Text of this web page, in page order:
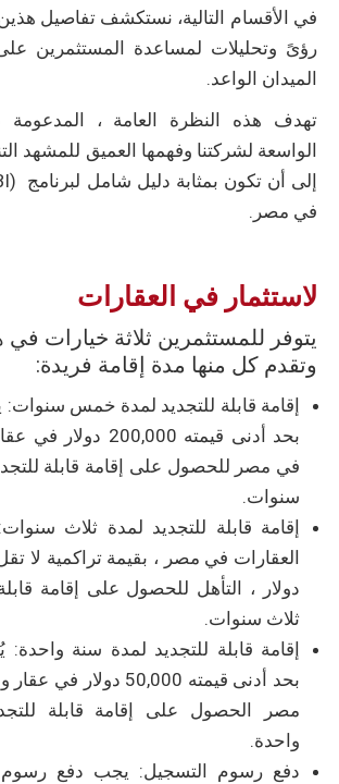
في الأقسام التالية، نستكشف تفاصيل
رؤىً وتحليلات لمساعدة المستثمرين
الميدان الواعد.
تهدف هذه النظرة العامة ، المدعومة
الواسعة لشركتنا وفهمها العميق للمشهد
في مصر.
لاستثمار في العقارات
يتوفر للمستثمرين ثلاثة خيارات في
وتقدم كل منها مدة إقامة فريدة:
إقامة قابلة للتجديد لمدة خمس سنوات:
بحد أدنى قيمته 200,000
في مصر للحصول على إقامة قابلة
سنوات.
إقامة قابلة للتجديد لمدة ثلاث
دولار ، التأهل للحصول على إقامة
ثلاث سنوات.
إقامة قابلة للتجديد لمدة سنة واحدة:
بحد أدنى قيمته 50,000
مصر الحصول على إقامة قابلة
واحدة.
دفع رسوم التسجيل: يجب دفع رسوم